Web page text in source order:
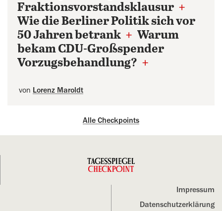
Fraktionsvorstandsklausur +
Wie die Berliner Politik sich vor
50 Jahren betrank + Warum
bekam CDU-Großspender
Vorzugsbehandlung? +
von Lorenz Maroldt
Alle Checkpoints
Impressum
Datenschutz­erklärung